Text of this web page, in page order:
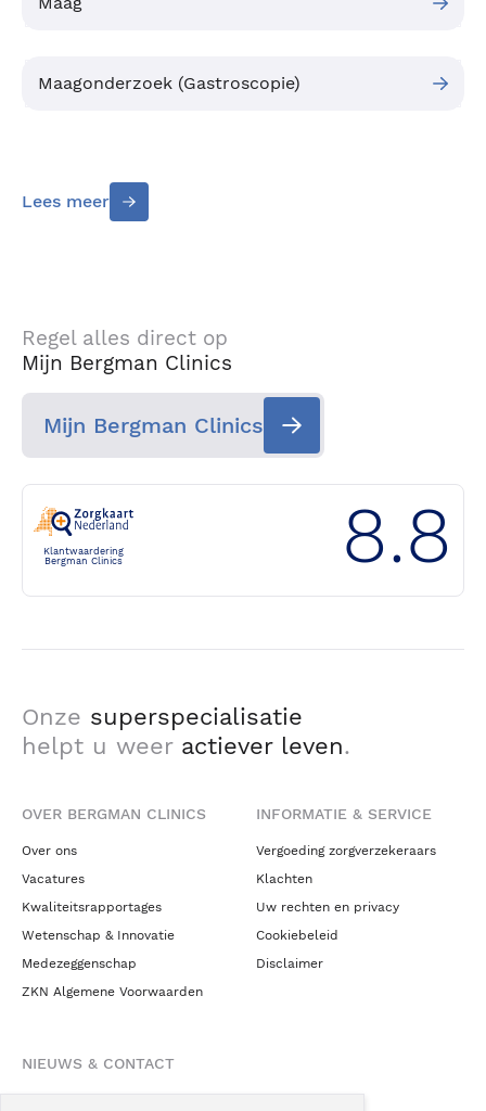
Maagonderzoek (Gastroscopie)
Lees meer
Regel alles direct op
Mijn Bergman Clinics
Mijn Bergman Clinics
Klantwaardering
Bergman Clinics
8.8
Onze superspecialisatie
helpt u weer actiever leven.
OVER BERGMAN CLINICS
Over ons
Vacatures
Kwaliteitsrapportages
Wetenschap & Innovatie
Medezeggenschap
ZKN Algemene Voorwaarden
INFORMATIE & SERVICE
Vergoeding zorgverzekeraars
Klachten
Uw rechten en privacy
Cookiebeleid
Disclaimer
NIEUWS & CONTACT